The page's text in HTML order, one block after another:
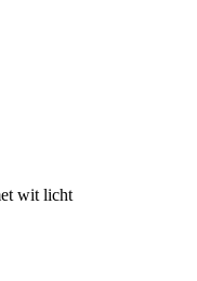
wit licht